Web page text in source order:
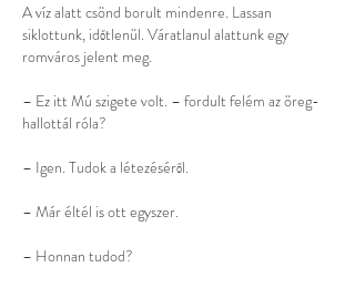
A víz alatt csönd borult mindenre. Lassan
siklottunk, időtlenül. Váratlanul alattunk egy
romváros jelent meg.
– Ez itt Mú szigete volt. – fordult felém az öreg-
hallottál róla?
– Igen. Tudok a létezéséről.
– Már éltél is ott egyszer.
– Honnan tudod?